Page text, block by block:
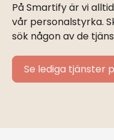
På Smartify är vi
vår personalstyrka.
sök någon av de
Se lediga tjänster